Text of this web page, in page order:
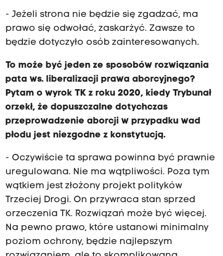
- Jeżeli strona nie będzie się zgadzać, ma
prawo się odwołać, zaskarżyć. Zawsze to
będzie dotyczyło osób zainteresowanych.
To może być jeden ze sposobów rozwiązania
pata ws. liberalizacji prawa aborcyjnego?
Pytam o wyrok TK z roku 2020, kiedy Trybunał
orzekł, że dopuszczalne dotychczas
przeprowadzenie aborcji w przypadku wad
płodu jest niezgodne z konstytucją.
- Oczywiście ta sprawa powinna być prawnie
uregulowana. Nie ma wątpliwości. Poza tym
wątkiem jest złożony projekt polityków
Trzeciej Drogi. On przywraca stan sprzed
orzeczenia TK. Rozwiązań może być więcej.
Na pewno prawo, które ustanowi minimalny
poziom ochrony, będzie najlepszym